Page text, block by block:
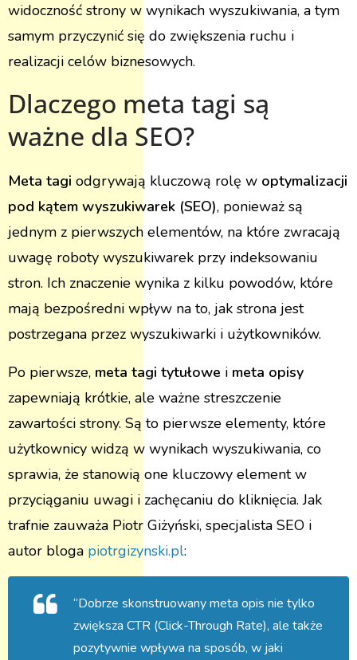
widoczność strony w wynikach wyszukiwania, a tym
samym przyczynić się do zwiększenia ruchu i
realizacji celów biznesowych.
Dlaczego meta tagi są
ważne dla SEO?
Meta tagi odgrywają kluczową rolę w optymalizacji
pod kątem wyszukiwarek (SEO), ponieważ są
jednym z pierwszych elementów, na które zwracają
uwagę roboty wyszukiwarek przy indeksowaniu
stron. Ich znaczenie wynika z kilku powodów, które
mają bezpośredni wpływ na to, jak strona jest
postrzegana przez wyszukiwarki i użytkowników.
Po pierwsze, meta tagi tytułowe i meta opisy
zapewniają krótkie, ale ważne streszczenie
zawartości strony. Są to pierwsze elementy, które
użytkownicy widzą w wynikach wyszukiwania, co
sprawia, że stanowią one kluczowy element w
przyciąganiu uwagi i zachęcaniu do kliknięcia. Jak
trafnie zauważa Piotr Giżyński, specjalista SEO i
autor bloga piotrgizynski.pl:
“Dobrze skonstruowany meta opis nie tylko
zwiększa CTR (Click-Through Rate), ale także
pozytywnie wpływa na sposób, w jaki